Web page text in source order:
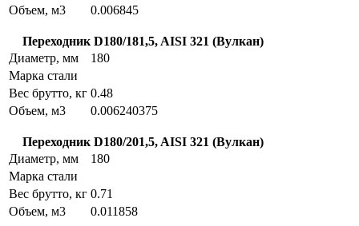
Объем, м3
0.006845
Переходник D180/181,5, AISI 321 (Вулкан)
Диаметр, мм
180
Марка стали
Вес брутто, кг 0.48
Объем, м3
0.006240375
Переходник D180/201,5, AISI 321 (Вулкан)
Диаметр, мм
180
Марка стали
Вес брутто, кг 0.71
Объем, м3
0.011858